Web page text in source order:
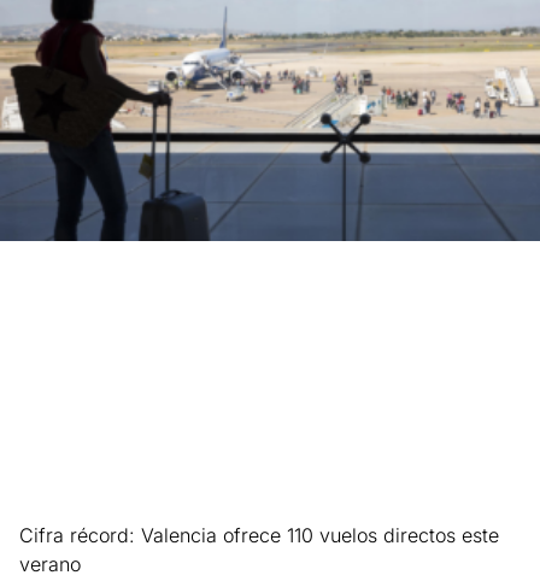
Cifra récord: Valencia ofrece 110 vuelos directos este
verano